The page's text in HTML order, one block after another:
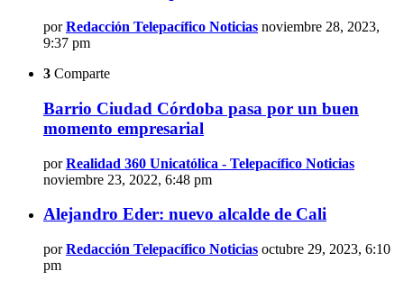
por Redacción Telepacífico Noticias noviembre 28, 2023,
9:37 pm
3 Comparte
Barrio Ciudad Córdoba pasa por un buen
momento empresarial
por Realidad 360 Unicatólica - Telepacífico Noticias
noviembre 23, 2022, 6:48 pm
Alejandro Eder: nuevo alcalde de Cali
por Redacción Telepacífico Noticias octubre 29, 2023, 6:10
pm